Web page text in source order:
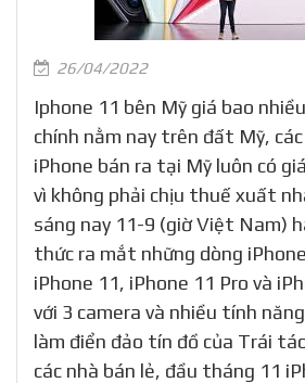
26/04/2022
Iphone 11 bên Mỹ giá bao
chính nằm nay trên đất Mỹ,
iPhone bán ra tại Mỹ luôn có
vì không phải chịu thuế xuất
sáng nay 11-9 (giờ Việt Nam)
thức ra mắt những dòng
iPhone 11, iPhone 11 Pro và
với 3 camera và nhiều tính
làm điển đảo tín đồ của Trái
các nhà bán lẻ, đầu tháng 11